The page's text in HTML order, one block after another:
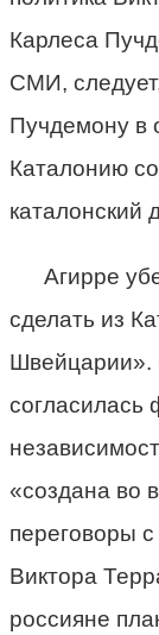
Карлеса
СМИ,
Пучдемону в
Каталонию
каталонский
Агирре
сделать из
Швейцарии».
согласилась
«создана во
переговоры
Виктора
россияне